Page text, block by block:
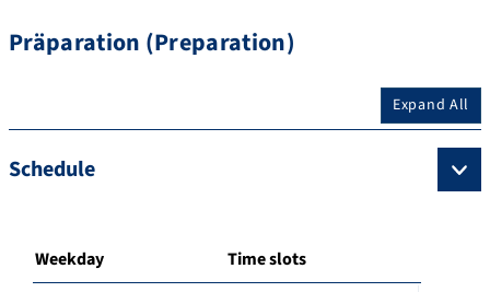
Präparation (Preparation)
Expand All
Schedule
Weekday Time slots